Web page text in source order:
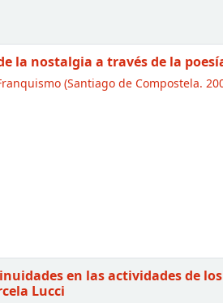
la nostalgia a través de la
(Santiago de Compostela.
en las actividades de
Lucci